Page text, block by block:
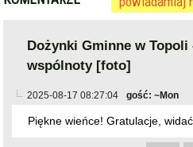
Dożynki Gminne w
wspólnoty [foto]
2025-08-17 08:27:04 gość: ~Mon
Piękne wieńce! Gratulacje,